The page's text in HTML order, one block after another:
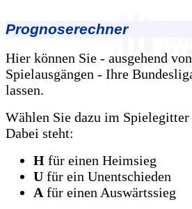
Prognoserechner
Hier können Sie - ausgehend
Spielausgängen - Ihre
lassen.
Wählen Sie dazu im Spielegitter
Dabei steht:
H für einen Heimsieg
U für ein Unentschieden
A für einen Auswärtssieg